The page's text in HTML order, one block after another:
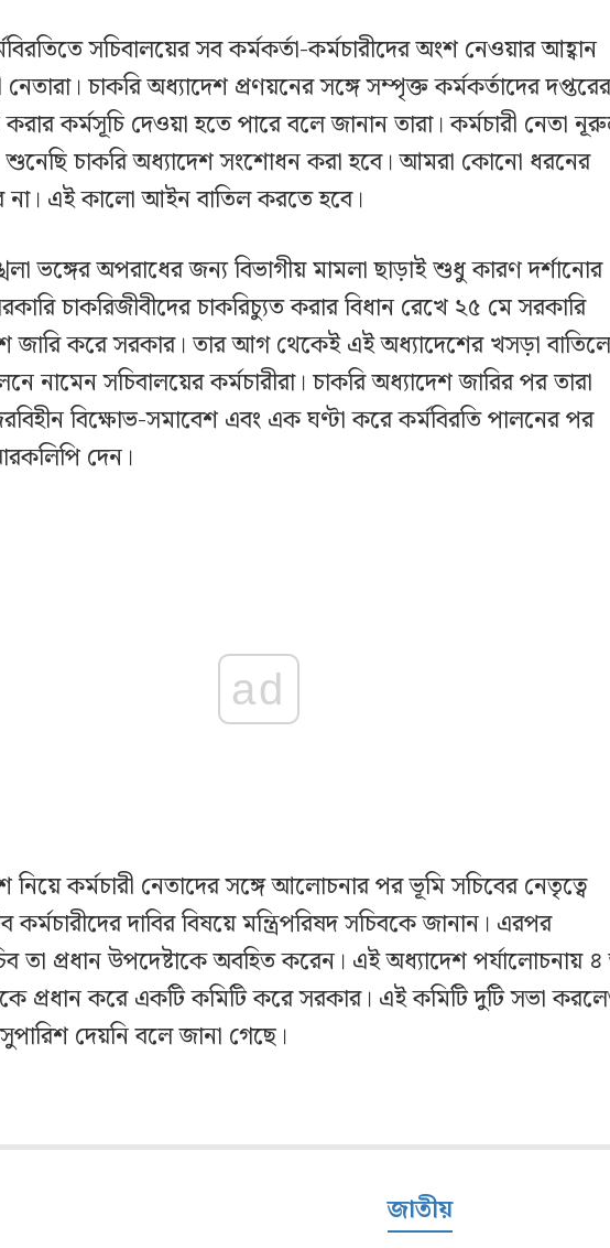
সচিবালয়ের সব কর্মকর্তা-কর্মচারীদের অংশ নেওয়ার আহ্বান
নেতারা। চাকরি অধ্যাদেশ প্রণয়নের সঙ্গে সম্পৃক্ত কর্মকর্তাদের
কর্মসূচি দেওয়া হতে পারে বলে জানান তারা। কর্মচারী নেতা
চাকরি অধ্যাদেশ সংশোধন করা হবে। আমরা কোনো ধরনের
না। এই কালো আইন বাতিল করতে হবে।
ভঙ্গের অপরাধের জন্য বিভাগীয় মামলা ছাড়াই শুধু কারণ দর্শানোর
চাকরিজীবীদের চাকরিচ্যুত করার বিধান রেখে ২৫ মে সরকারি
জারি করে সরকার। তার আগ থেকেই এই অধ্যাদেশের খসড়া
নামেন সচিবালয়ের কর্মচারীরা। চাকরি অধ্যাদেশ জারির পর তারা
বিক্ষোভ-সমাবেশ এবং এক ঘণ্টা করে কর্মবিরতি পালনের পর
দেন।
ad
নিয়ে কর্মচারী নেতাদের সঙ্গে আলোচনার পর ভূমি সচিবের নেতৃত্বে
দাবির বিষয়ে মন্ত্রিপরিষদ সচিবকে জানান। এরপর
তা প্রধান উপদেষ্টাকে অবহিত করেন। এই অধ্যাদেশ পর্যালোচনায়
প্রধান করে একটি কমিটি করে সরকার। এই কমিটি দুটি সভা
দেয়নি বলে জানা গেছে।
জাতীয়